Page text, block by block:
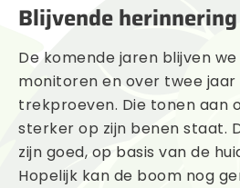
Blijvende herinnering
De komende jaren blijven
monitoren en over twee jaar
trekproeven. Die tonen aan
sterker op zijn benen staat.
zijn goed, op basis van de
Hopelijk kan de boom nog